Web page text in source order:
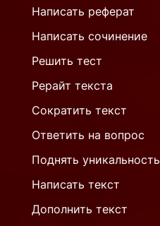
Написать реферат
Написать сочинение
Решить тест
Рерайт текста
Сократить текст
Ответить на вопрос
Поднять уникальность
Написать текст
Дополнить текст